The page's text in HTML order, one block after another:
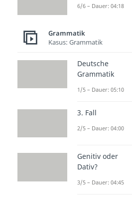
sein
konjugi
eren
Passiv
Dauer:
6/6 – Dauer: 04:18
Grammatik
Kasus: Grammatik
Deutsche
Grammatik
1/5 – Dauer: 05:10
3. Fall
2/5 – Dauer: 04:00
Genitiv oder
Dativ?
3/5 – Dauer: 04:45